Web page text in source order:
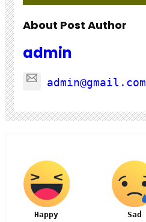
About Post Author
admin
admin@gmail.com
Happy Sad